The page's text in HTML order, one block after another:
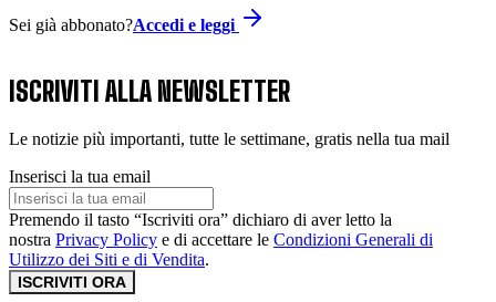
Sei già abbonato?Accedi e leggi
ISCRIVITI ALLA NEWSLETTER
Le notizie più importanti, tutte le settimane, gratis nella tua mail
Inserisci la tua email
Premendo il tasto “Iscriviti ora” dichiaro di aver letto la
nostra Privacy Policy e di accettare le Condizioni Generali di
Utilizzo dei Siti e di Vendita.
ISCRIVITI ORA